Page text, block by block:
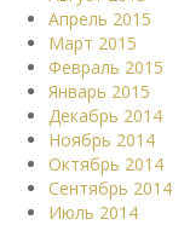
Апрель 2015
Март 2015
Февраль 2015
Январь 2015
Декабрь 2014
Ноябрь 2014
Октябрь 2014
Сентябрь 2014
Июль 2014